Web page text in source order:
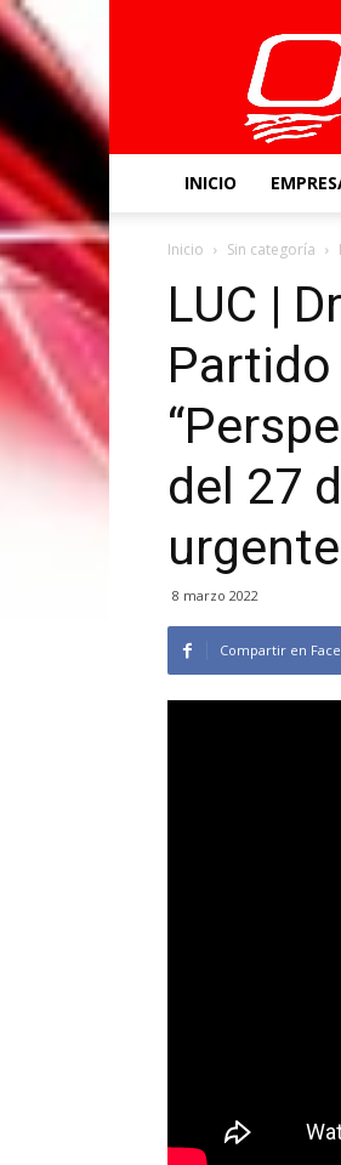
Canal
Once
INICIO
Inicio Sin categoría
LUC |
del 27
8 marzo 2022
Compartir en